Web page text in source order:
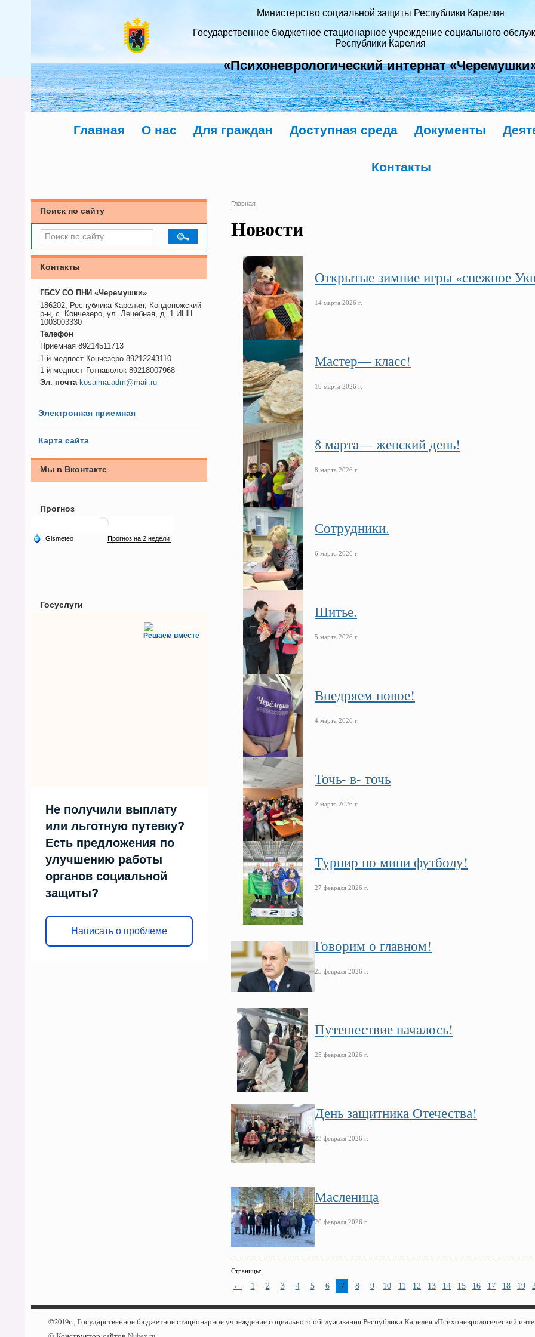
Министерство социальной защиты Республики Карелия
Государственное бюджетное стационарное учреждение социального
Республики Карелия
«Психоневрологический интернат
Главная О нас Для граждан Доступная среда Документы
Контакты
Поиск по сайту
Контакты
ГБСУ СО ПНИ «Черемушки»
186202, Республика Карелия, Кондопожский
р-н, с. Кончезеро, ул. Лечебная, д. 1 ИНН
1003003330
Телефон
Приемная 89214511713
1-й медпост Кончезеро 89212243110
1-й медпост Готнаволок 89218007968
Эл. почта kosalma.adm@mail.ru
Электронная приемная
Карта сайта
Мы в Вконтакте
Прогноз
Госуслуги
Решаем вместе
Не получили выплату
или льготную путевку?
Есть предложения по
улучшению работы
органов социальной
защиты?
Написать о проблеме
Главная
Новости
Открытые зимние игры «снежное
14 марта 2026 г.
Мастер— класс!
10 марта 2026 г.
8 марта— женский день!
8 марта 2026 г.
Сотрудники.
6 марта 2026 г.
Шитье.
5 марта 2026 г.
Внедряем новое!
4 марта 2026 г.
Точь- в- точь
2 марта 2026 г.
Турнир по мини футболу!
27 февраля 2026 г.
Говорим о главном!
25 февраля 2026 г.
Путешествие началось!
25 февраля 2026 г.
День защитника Отечества!
23 февраля 2026 г.
Масленица
20 февраля 2026 г.
Страницы:
← 1 2 3 4 5 6 7 8 9 10 11 12 13 14 15 16 17 18 19
©2019г., Государственное бюджетное стационарное учреждение социального обслуживания Республики Карелия «Психоневрологический